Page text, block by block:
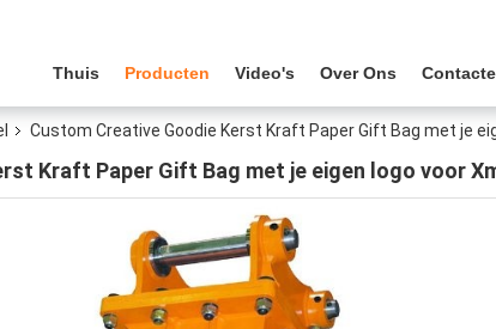
Thuis Producten Video's Over Ons
Custom Creative Goodie Kerst Kraft Paper Gift Bag met je
Kraft Paper Gift Bag met je eigen logo voor